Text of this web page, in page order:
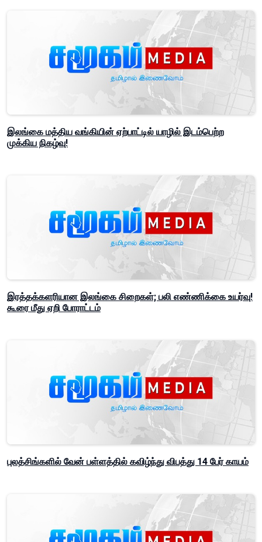
இலங்கை மத்திய வங்கியின் ஏற்பாட்டில் யாழில் இடம்பெற்ற
முக்கிய நிகழ்வு!
இரத்தக்களரியான இலங்கை சிறைகள்; பலி எண்ணிக்கை உயர்வு!
கூரை மீது ஏறி போராட்டம்
புலத்சிங்களில் வேன் பள்ளத்தில் கவிழ்ந்து விபத்து 14 பேர் காயம்